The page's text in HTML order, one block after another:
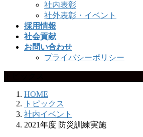
社内表彰
社外表彰・イベント
採用情報
社会貢献
お問い合わせ
プライバシーポリシー
HOME
トピックス
社内イベント
2021年度 防災訓練実施